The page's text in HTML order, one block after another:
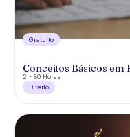
Gratuíto
Conceitos Básicos em
2 - 80 Horas
Direito